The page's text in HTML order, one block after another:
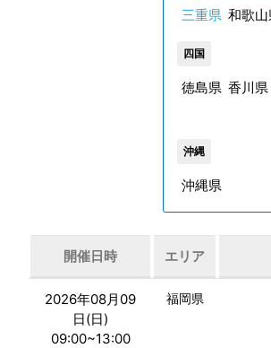
三重県 和歌
四国
徳島県 香川県
沖縄
沖縄県
開催日時 エリア
2026年08月09
日(日)
09:00~13:00
福岡県